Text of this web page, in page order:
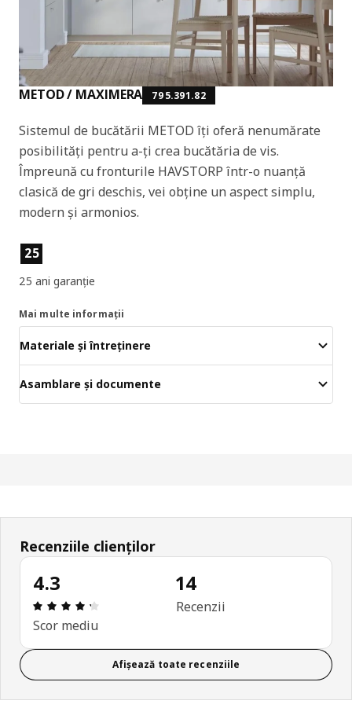
METOD / MAXIMERA 795.391.82
Sistemul de bucătării METOD îți oferă nenumărate
posibilități pentru a-ți crea bucătăria de vis.
Împreună cu fronturile HAVSTORP într-o nuanță
clasică de gri deschis, vei obține un aspect simplu,
modern și armonios.
Caracteristicile produselor
25
25 ani garanție
Mai multe informații
Materiale și întreținere
Asamblare și documente
Recenziile clienților
4.3
Prezentare generală: 4.3 din 5 stele Total
Scor mediu
14
Recenzii
Afișează toate recenziile